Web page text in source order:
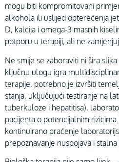
mogu biti kompromitovani
alkohola ili uslijed opterećenja
D, kalcija i omega-3 masnih
potporu u terapiji, ali ne
Ne smije se zaboraviti ni šira
ključnu ulogu igra
terapije, potrebno je izvršiti
stanja, uključujući testiranje na
tuberkuloze i hepatitisa),
pacijenta o potencijalnim
kontinuirano praćenje
prepoznavanje nuspojava i